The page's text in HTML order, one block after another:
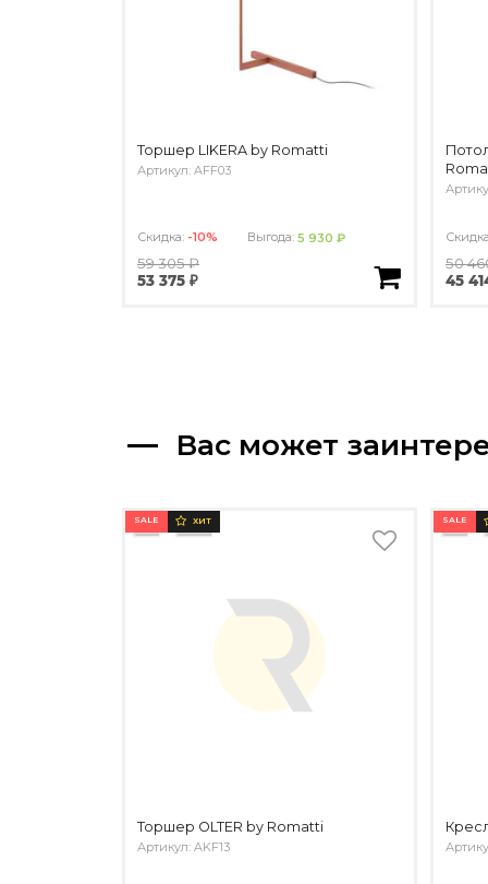
Торшер LIKERA by Romatti
Артикул: AFF03
Скидка: -10% Выгода:5 930 ₽
59 305 ₽
53 375 ₽
50
45
Вас может
SALE ХИТ
Торшер OLTER by Romatti
Артикул: AKF13
SALE